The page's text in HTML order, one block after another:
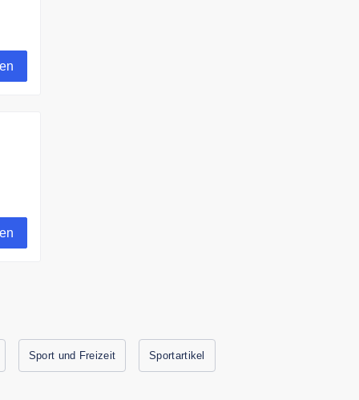
Sport und Freizeit Sportartikel